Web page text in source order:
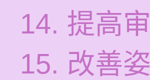
14. 提高
15. 改善